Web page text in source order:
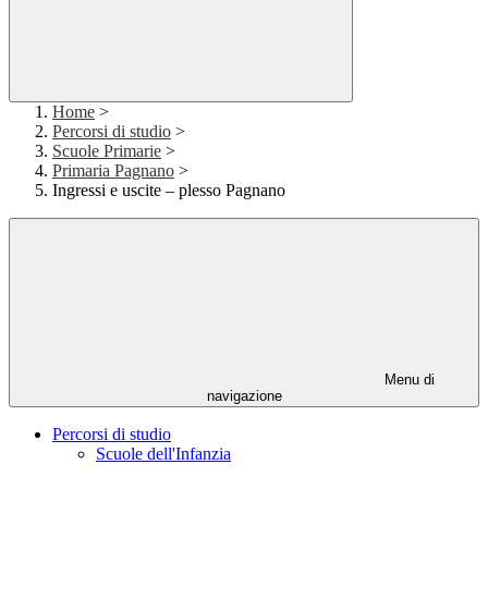
Home >
Percorsi di studio >
Scuole Primarie >
Primaria Pagnano >
Ingressi e uscite – plesso Pagnano
Menu di
navigazione
Percorsi di studio
Scuole dell'Infanzia